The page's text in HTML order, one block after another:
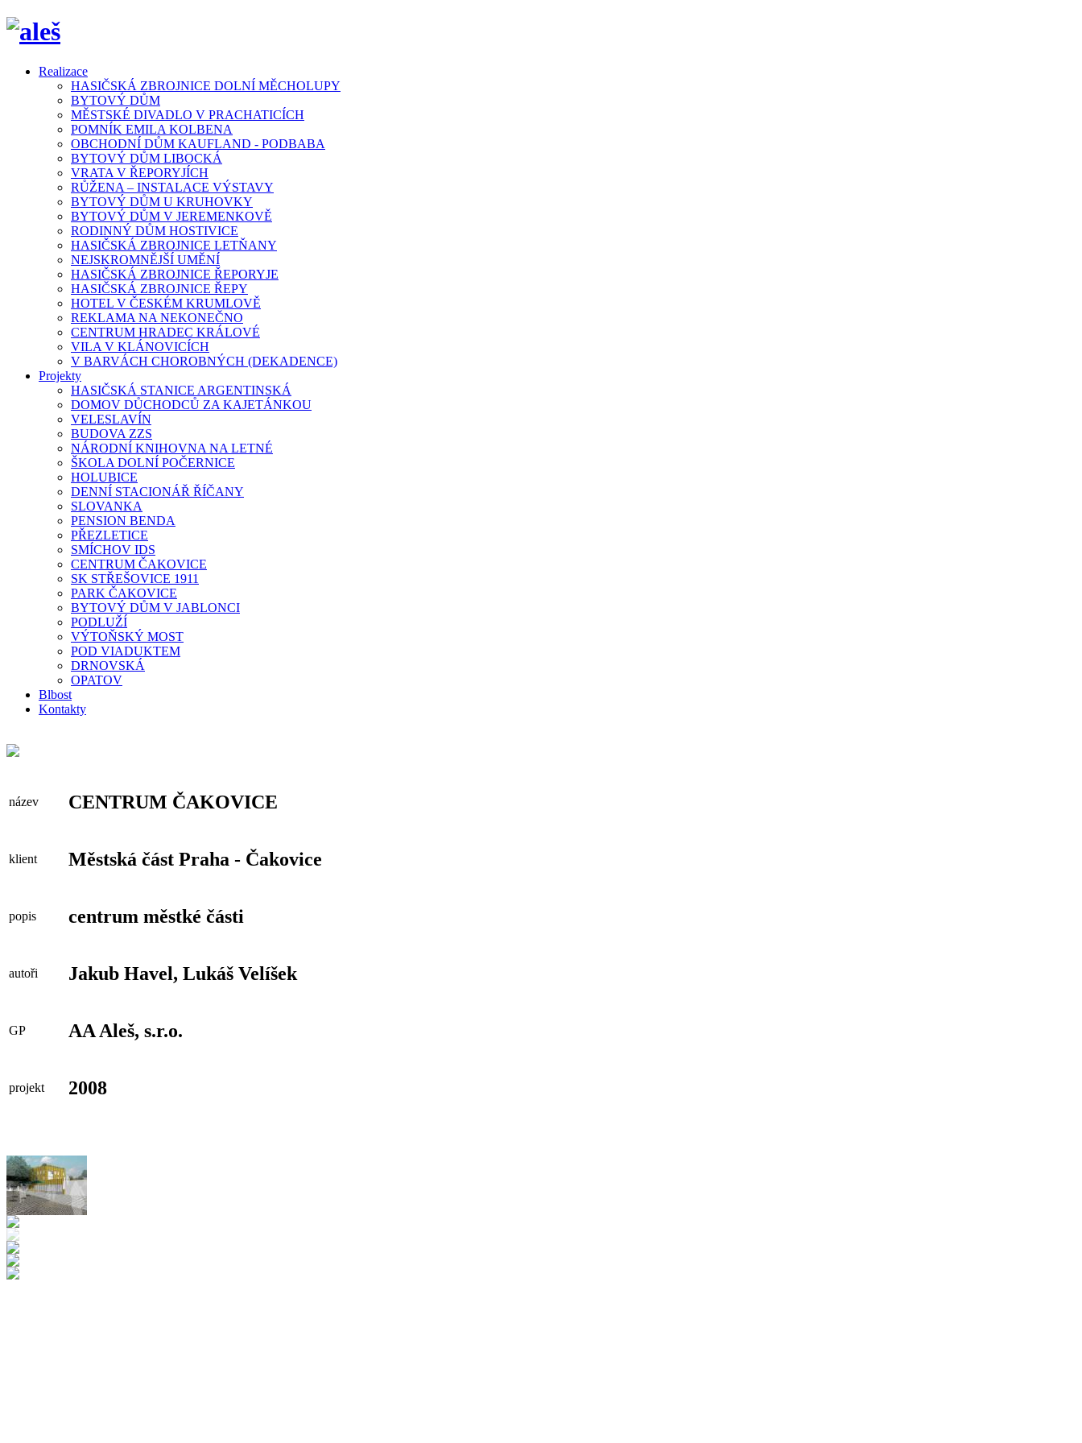
Realizace
HASIČSKÁ ZBROJNICE DOLNÍ MĚCHOLUPY
BYTOVÝ DŮM
MĚSTSKÉ DIVADLO V PRACHATICÍCH
POMNÍK EMILA KOLBENA
OBCHODNÍ DŮM KAUFLAND - PODBABA
BYTOVÝ DŮM LIBOCKÁ
VRATA V ŘEPORYJÍCH
RŮŽENA – INSTALACE VÝSTAVY
BYTOVÝ DŮM U KRUHOVKY
BYTOVÝ DŮM V JEREMENKOVĚ
RODINNÝ DŮM HOSTIVICE
HASIČSKÁ ZBROJNICE LETŇANY
NEJSKROMNĚJŠÍ UMĚNÍ
HASIČSKÁ ZBROJNICE ŘEPORYJE
HASIČSKÁ ZBROJNICE ŘEPY
HOTEL V ČESKÉM KRUMLOVĚ
REKLAMA NA NEKONEČNO
CENTRUM HRADEC KRÁLOVÉ
VILA V KLÁNOVICÍCH
V BARVÁCH CHOROBNÝCH (DEKADENCE)
Projekty
HASIČSKÁ STANICE ARGENTINSKÁ
DOMOV DŮCHODCŮ ZA KAJETÁNKOU
VELESLAVÍN
BUDOVA ZZS
NÁRODNÍ KNIHOVNA NA LETNÉ
ŠKOLA DOLNÍ POČERNICE
HOLUBICE
DENNÍ STACIONÁŘ ŘÍČANY
SLOVANKA
PENSION BENDA
PŘEZLETICE
SMÍCHOV IDS
CENTRUM ČAKOVICE
SK STŘEŠOVICE 1911
PARK ČAKOVICE
BYTOVÝ DŮM V JABLONCI
PODLUŽÍ
VÝTOŇSKÝ MOST
POD VIADUKTEM
DRNOVSKÁ
OPATOV
Blbost
Kontakty
název CENTRUM ČAKOVICE
klient Městská část Praha - Čakovice
popis centrum městké části
autoři Jakub Havel, Lukáš Velíšek
GP AA Aleš, s.r.o.
projekt 2008